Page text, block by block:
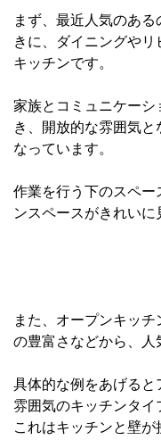
まず、最近人気のあ
きに、ダイニングや
キッチンです。
家族とコミュニケー
き、開放的な雰囲気
なっています。
作業を行う下のスペ
ンスペースがきれいに
また、オープンキッ
の豊富さなどから、人
具体的な例をあげる
雰囲気のキッチンタイ
これはキッチンと壁